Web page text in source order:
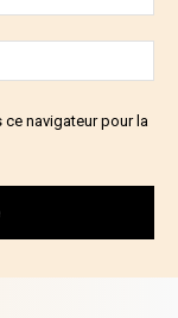
:*
:
navigateur pour la